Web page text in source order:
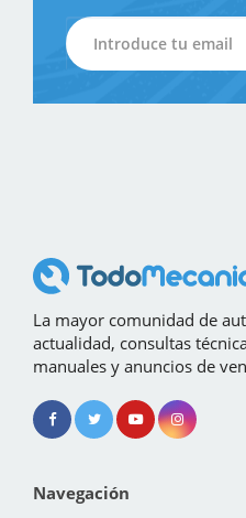
La mayor comunidad de
actualidad, consultas
manuales y anuncios de
Navegación